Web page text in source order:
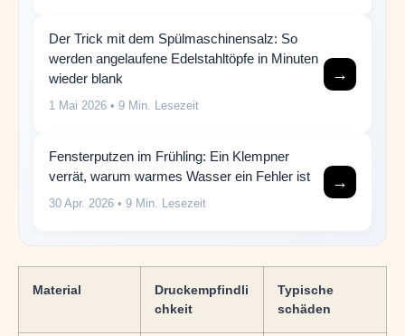
Der Trick mit dem Spülmaschinensalz: So
werden angelaufene Edelstahltöpfe in Minuten
wieder blank
1 Mai 2026 • 9 Min. Lesezeit
→
Fensterputzen im Frühling: Ein Klempner
verrät, warum warmes Wasser ein Fehler ist
30 Apr. 2026 • 9 Min. Lesezeit
→
Material
Druckempfindli
chkeit
Typische
schäden